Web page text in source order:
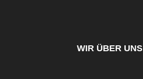
WIR ÜBER UNS